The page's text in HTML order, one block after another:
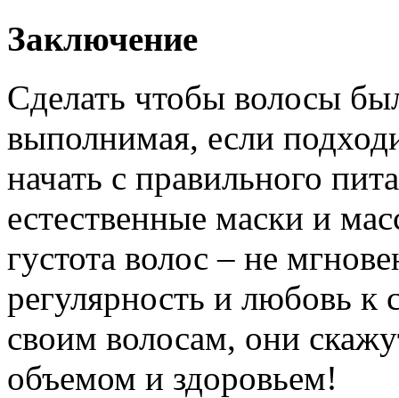
Заключение
Сделать чтобы волосы
выполнимая, если
начать с правильного
естественные маски и
густота волос – не
регулярность и любовь к
своим волосам, они
объемом и здоровьем!